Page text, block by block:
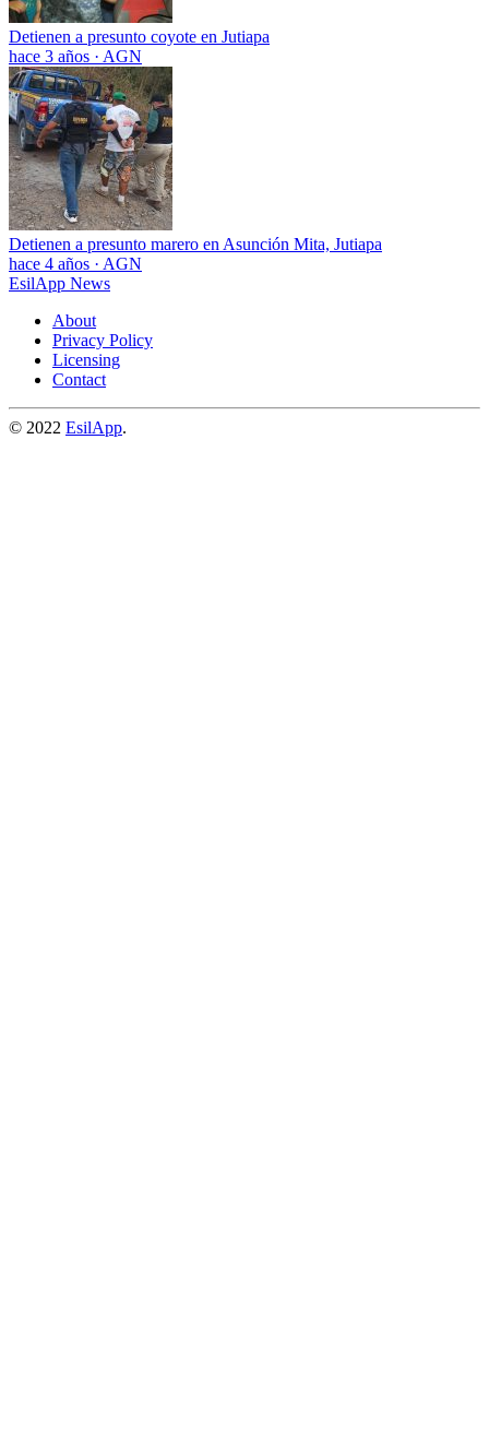
Detienen a presunto coyote en Jutiapa
hace 3 años · AGN
Detienen a presunto marero en Asunción Mita, Jutiapa
hace 4 años · AGN
EsilApp News
About
Privacy Policy
Licensing
Contact
© 2022 EsilApp.